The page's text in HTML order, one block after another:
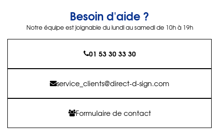
Besoin d'aide ?
Notre équipe est joignable du lundi au samedi de 10h à 19h
01 53 30 33 30
service_clients@direct-d-sign.com
Formulaire de contact